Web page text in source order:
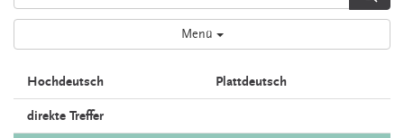
Menü
Hochdeutsch Plattdeutsch
direkte Treffer